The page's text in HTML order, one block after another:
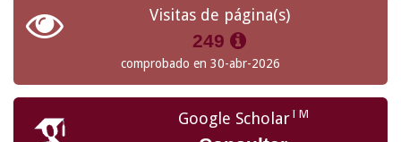
Visitas de página(s)
249
comprobado en 30-abr-2026
Google ScholarTM